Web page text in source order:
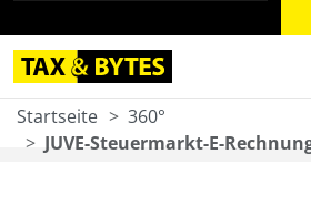
Startseite
360°
JUVE-Steuermarkt-E-